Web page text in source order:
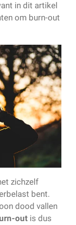
in dit artikel
om burn-out
zichzelf
bent.
dood vallen
out is dus